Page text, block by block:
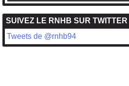
SUIVEZ LE RNHB SUR TWITTER
Tweets de @rnhb94